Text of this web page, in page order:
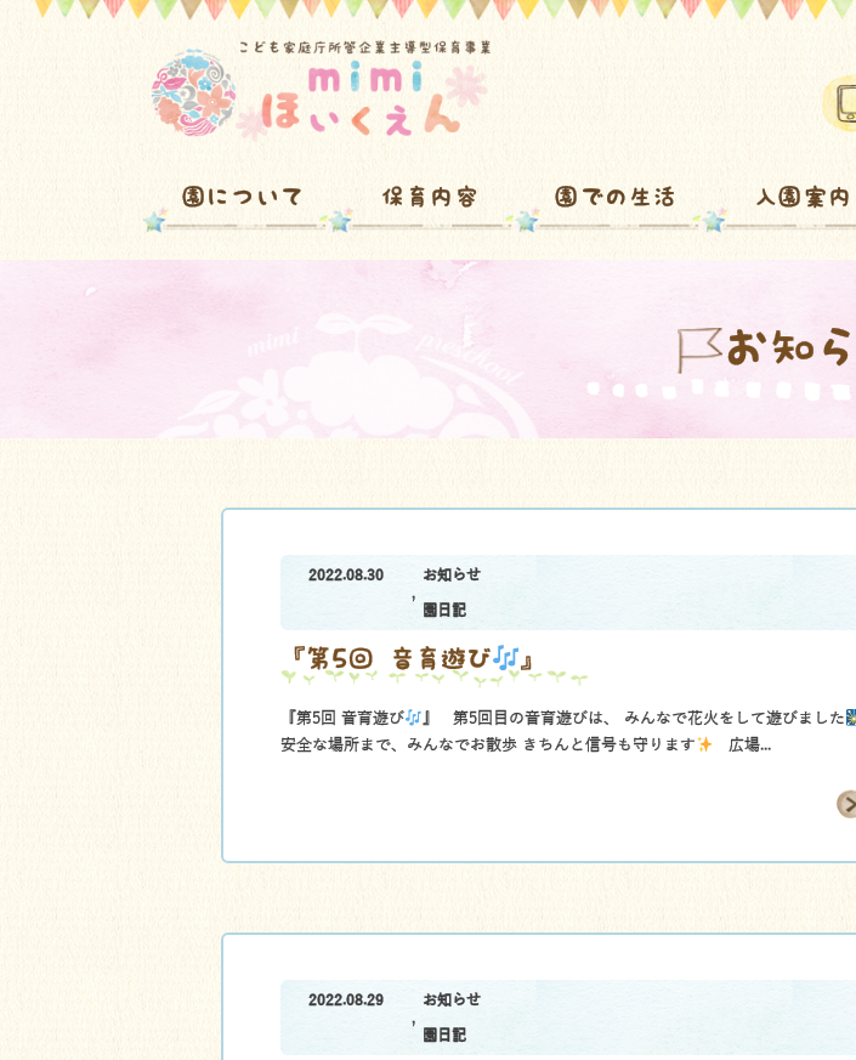
園について 保育内容 園での生活 入園案内
お知
2022.08.30 お知らせ
,
園日記
『第5回 音育遊び 』
『第5回 音育遊び 』 第5回目の音育遊びは、 みんなで花火をして遊びました
安全な場所まで、みんなでお散歩 きちんと信号も守ります
広場...
2022.08.29 お知らせ
,
園日記